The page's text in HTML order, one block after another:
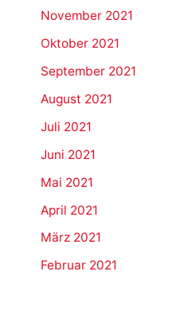
November 2021
Oktober 2021
September 2021
August 2021
Juli 2021
Juni 2021
Mai 2021
April 2021
März 2021
Februar 2021